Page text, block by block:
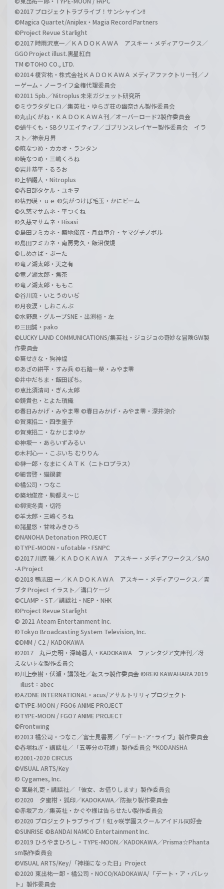
©2017 プロジェクトラブライブ！サンシャイン!!
©Magica Quartet/Aniplex・Magia Record Partners
©Project Revue Starlight
©2017 時雨沢恵一／ＫＡＤＯＫＡＷＡ アスキー・メディアワークス／
GGO Project illust.黒星紅白
TM ©TOHO CO., LTD.
©2014 榎宮祐・株式会社ＫＡＤＯＫＡＷＡ メディアファクトリー刊／ノ
ーゲーム・ノーライフ全権代理委員会
©2011 5pb.／Nitroplus 未来ガジェット研究所
©ミウラタダヒロ／集英社・ゆらぎ荘の幽奈さん製作委員会
©丸山くがね・ＫＡＤＯＫＡＷＡ刊／オーバーロード2製作委員会
©蝸牛くも・SBクリエイティブ／ゴブリンスレイヤー製作委員会 イラ
スト／神奈月昇
©暁なつめ・カカオ・ランタン
©暁なつめ・三嶋くろね
©岩井恭平・るろお
©上栖綴人・Nitroplus
©春日部タケル・ユキヲ
©枯野瑛・ｕｅ ©気がつけば毛玉・かにビーム
©久慈マサムネ・平つくね
©久慈マサムネ・Hisasi
©島田フミカネ・築地俊彦・月並甲介・ヤマグチノボル
©島田フミカネ・南房秀久・飯沼俊規
©しめさば・ぶーた
©竜ノ湖太郎・天之有
©竜ノ湖太郎・焦茶
©竜ノ湖太郎・ももこ
©谷川流・いとうのいぢ
©月夜涙・しおこんぶ
©水野良・グループSNE・出渕裕・左
©三田誠・pako
©LUCKY LAND COMMUNICATIONS/集英社・ジョジョの奇妙な冒険GW製
作委員会
©葵せきな・狗神煌
©あざの耕平・すみ兵 ©石踏一榮・みやま零
©井中だちま・飯田ぽち。
©恵比須清司・ぎん太郎
©鏡貴也・とよた瑣織
©春日みかげ・みやま零 ©春日みかげ・みやま零・深井涼介
©賀東招二・四季童子
©賀東招二・なかじまゆか
©神坂一・あらいずみるい
©木村心一・こぶいち むりりん
©榊一郎・なまにくＡＴＫ（ニトロプラス）
©細音啓・猫鍋蒼
©橘公司・つなこ
©築地俊彦・駒都え～じ
©柳実冬貴・切符
©羊太郎・三嶋くろね
©諸星悠・甘味みきひろ
©NANOHA Detonation PROJECT
©TYPE-MOON・ufotable・FSNPC
©2017 川原 礫／ＫＡＤＯＫＡＷＡ アスキー・メディアワークス／SAO
-A Project
©2018 鴨志田 一／ＫＡＤＯＫＡＷＡ アスキー・メディアワークス／青
ブタ Project イラスト／溝口ケージ
©CLAMP・ST／講談社・NEP・NHK
©Project Revue Starlight
© 2021 Ateam Entertainment Inc.
©Tokyo Broadcasting System Television, Inc.
©DMM / C2 / KADOKAWA
©2017 丸戸史明・深崎暮人・KADOKAWA ファンタジア文庫刊／冴
えない♭な製作委員会
©川上泰樹・伏瀬・講談社／転スラ製作委員会 ©REKI KAWAHARA 2019
illust：abec
©AZONE INTERNATIONAL・acus/アサルトリリィプロジェクト
©TYPE-MOON / FGO6 ANIME PROJECT
©TYPE-MOON / FGO7 ANIME PROJECT
©Frontwing
©2013 橘公司・つなこ／富士見書房／「デート･ア･ライブ」製作委員会
©春場ねぎ・講談社／「五等分の花嫁」製作委員会 ®KODANSHA
©2001-2020 CIRCUS
©VISUAL ARTS/Key
© Cygames, Inc.
© 宮島礼吏・講談社／「彼女、お借りします」製作委員会
©2020 夕蜜柑・狐印／KADOKAWA／防振り製作委員会
©赤坂アカ／集英社・かぐや様は告らせたい製作委員会
©2020 プロジェクトラブライブ！虹ヶ咲学園スクールアイドル同好会
©SUNRISE ©BANDAI NAMCO Entertainment Inc.
©2019 ひろやまひろし・TYPE-MOON／KADOKAWA／Prisma☆Phanta
sm製作委員会
©VISUAL ARTS/Key/「神様になった日」Project
©2020 東出祐一郎・橘公司・NOCO/KADOKAWA/「デート・ア・バレッ
ト」製作委員会